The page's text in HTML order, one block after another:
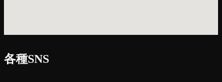
各種SNS